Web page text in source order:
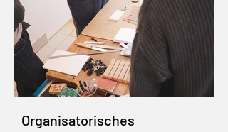
Organisatorisches